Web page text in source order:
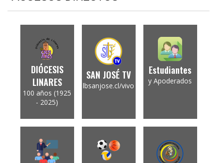
DIÓCESIS
LINARES
100 años (1925
- 2025)
SAN JOSÉ TV
lbsanjose.cl/vivo
Estudiantes
y Apoderados